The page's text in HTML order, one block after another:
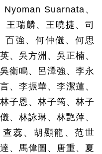
Nyoman Suarnata 、
王瑞麟、王曉捷、司
百強、何仲儀、何思
、吳方洲、吳正楠、
衛鳴、呂澤強、李永
、李振華、李潔蓮、
子恩、林子筠、林子
、林詠琳、林艷萍、
查蕊、胡顯龍、范世
、馬偉圖、唐重、夏